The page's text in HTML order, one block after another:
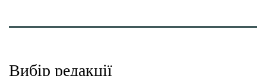
Вибір редакції